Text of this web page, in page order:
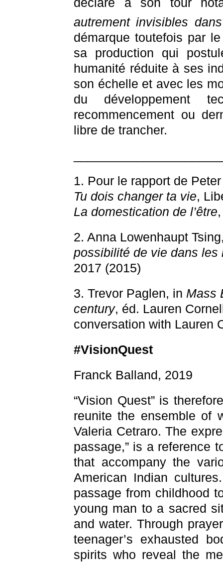
autrement invisibles
démarque toutefois par
sa production qui
humanité réduite à ses
son échelle et avec les
du développement
recommencement ou
libre de trancher.
1. Pour le rapport de
Tu dois changer ta vie,
La domestication de l’être
2. Anna Lowenhaupt
possibilité de vie dans
2017 (2015)
3. Trevor Paglen, in Mass
century, éd. Lauren
conversation with Lauren
#VisionQuest
Franck Balland, 2019
“Vision Quest” is
reunite the ensemble of
Valeria Cetraro. The
passage,” is a reference
that accompany the
American Indian
passage from childhood
young man to a sacred
and water. Through
teenager’s exhausted
spirits who reveal the